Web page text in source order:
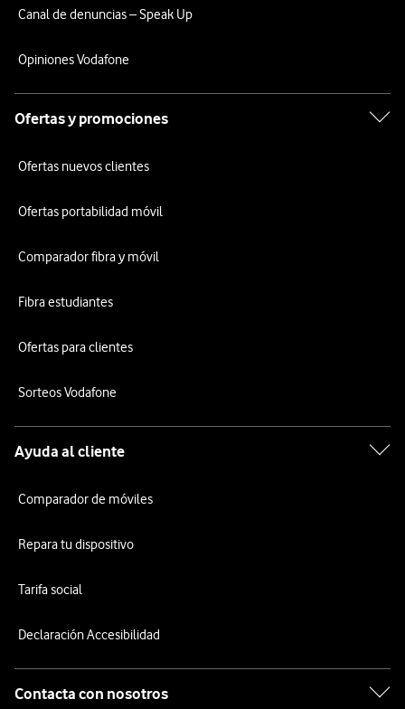
Canal de denuncias – Speak Up
Opiniones Vodafone
Ofertas y promociones
Ofertas nuevos clientes
Ofertas portabilidad móvil
Comparador fibra y móvil
Fibra estudiantes
Ofertas para clientes
Sorteos Vodafone
Ayuda al cliente
Comparador de móviles
Repara tu dispositivo
Tarifa social
Declaración Accesibilidad
Contacta con nosotros